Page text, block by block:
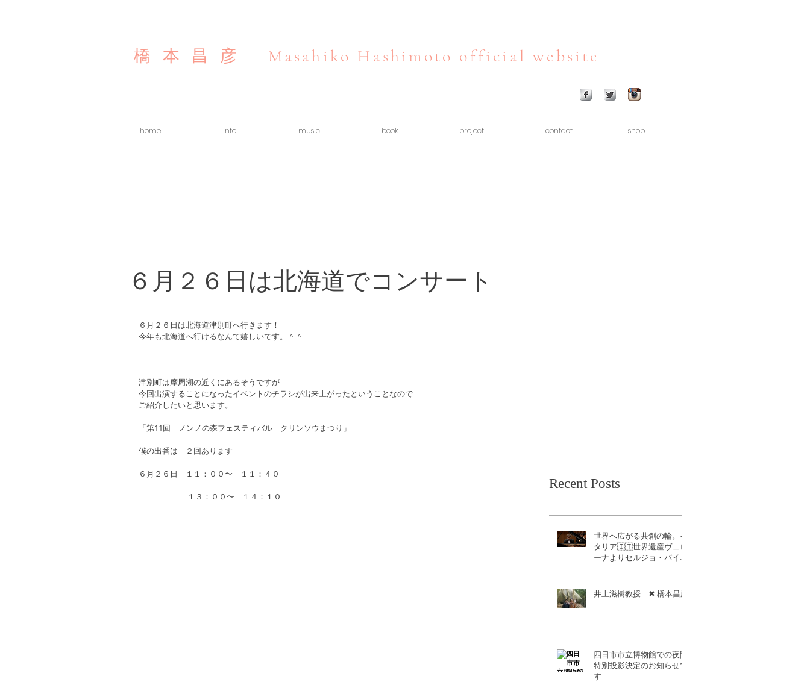
橋本昌彦 Masahiko Hashimoto official website
home info music book project contact shop
６月２６日は北海道でコンサート
６月２６日は北海道津別町へ行きます！
今年も北海道へ行けるなんて嬉しいです。＾＾
津別町は摩周湖の近くにあるそうですが
今回出演することになったイベントのチラシが出来上がったということなので
ご紹介したいと思います。
「第11回　ノンノの森フェスティバル　クリンソウまつり」
僕の出番は　２回あります
６月２６日　１１：００〜　１１：４０
１３：００〜　１４：１０
Recent Posts
世界へ広がる共創の輪。イ
タリア🇮🇹世界遺産ヴェロ
ーナよりセルジョ・バイエ
井上滋樹教授 ✖︎ 橋本昌彦
四日市市立博物館での夜間
特別投影決定のお知らせで
す